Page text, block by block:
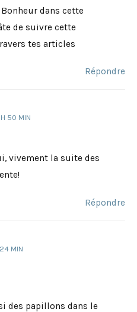
dans cette
de suivre cette
tes articles
Répondre
H 50 MIN
vivement la suite des
Répondre
24 MIN
des papillons dans le